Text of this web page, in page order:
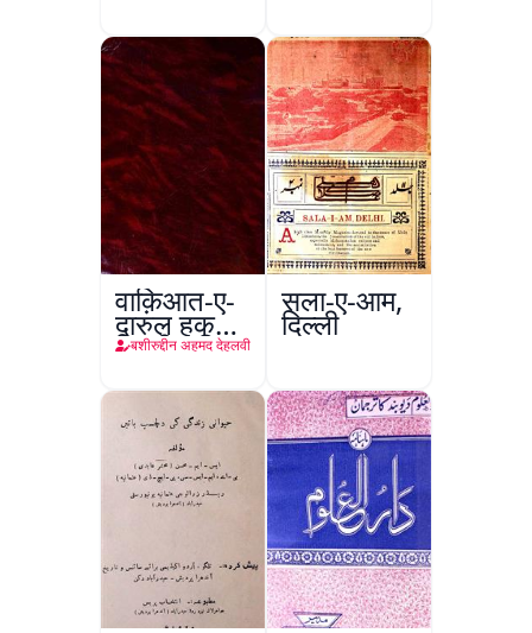
Aftab
Iqbal
वाक़िआत-ए-
दारुल हुकूमत
दिल्ली
बशीरुद्दीन अहमद देहलवी
सला-ए-आम,
दिल्ली